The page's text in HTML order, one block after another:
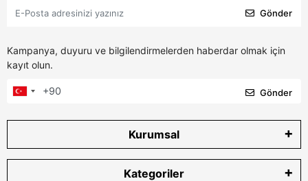
Gönder
Kampanya, duyuru ve bilgilendirmelerden haberdar olmak için
kayıt olun.
Gönder
Kurumsal
Kategoriler